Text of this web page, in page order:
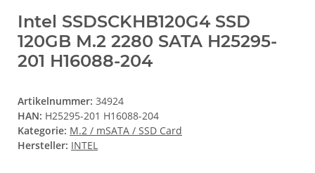
Intel SSDSCKHB120G4 SSD
120GB M.2 2280 SATA H25295-
201 H16088-204
Artikelnummer: 34924
HAN: H25295-201 H16088-204
Kategorie: M.2 / mSATA / SSD Card
Hersteller: INTEL